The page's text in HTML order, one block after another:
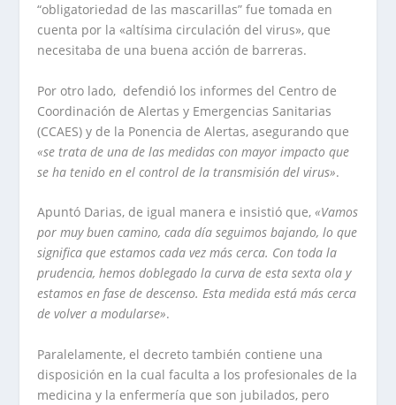
“obligatoriedad de las mascarillas” fue tomada en
cuenta por la «altísima circulación del virus», que
necesitaba de una buena acción de barreras.
Por otro lado, defendió los informes del Centro de
Coordinación de Alertas y Emergencias Sanitarias
(CCAES) y de la Ponencia de Alertas, asegurando que
«se trata de una de las medidas con mayor impacto que
se ha tenido en el control de la transmisión del virus».
Apuntó Darias, de igual manera e insistió que,«Vamos
por muy buen camino, cada día seguimos bajando, lo que
significa que estamos cada vez más cerca. Con toda la
prudencia, hemos doblegado la curva de esta sexta ola y
estamos en fase de descenso. Esta medida está más cerca
de volver a modularse».
Paralelamente, el decreto también contiene una
disposición en la cual faculta a los profesionales de la
medicina y la enfermería que son jubilados, pero